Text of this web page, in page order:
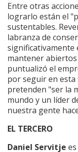
Entre otras
lograrlo están el
sustentables.
labranza de
significativamente
mantener
puntualizó el
por seguir en esta
pretenden "ser la
mundo y un líder
nuestra gente
EL TERCERO
Daniel Servitje